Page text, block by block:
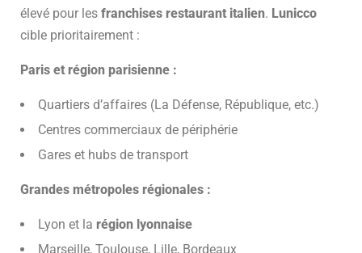
élevé pour les franchises restaurant italien. Lunicco
cible prioritairement :
Paris et région parisienne :
Quartiers d’affaires (La Défense, République, etc.)
Centres commerciaux de périphérie
Gares et hubs de transport
Grandes métropoles régionales :
Lyon et la région lyonnaise
Marseille, Toulouse, Lille, Bordeaux